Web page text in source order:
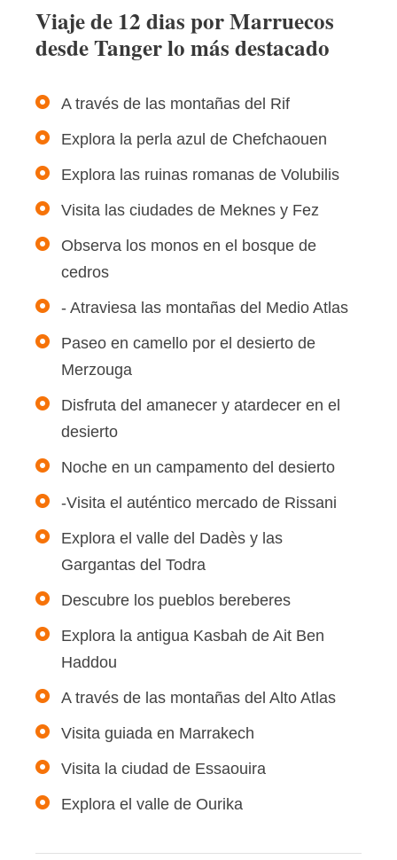
Viaje de 12 dias por Marruecos
desde Tanger lo más destacado
A través de las montañas del Rif
Explora la perla azul de Chefchaouen
Explora las ruinas romanas de Volubilis
Visita las ciudades de Meknes y Fez
Observa los monos en el bosque de
cedros
- Atraviesa las montañas del Medio Atlas
Paseo en camello por el desierto de
Merzouga
Disfruta del amanecer y atardecer en el
desierto
Noche en un campamento del desierto
-Visita el auténtico mercado de Rissani
Explora el valle del Dadès y las
Gargantas del Todra
Descubre los pueblos bereberes
Explora la antigua Kasbah de Ait Ben
Haddou
A través de las montañas del Alto Atlas
Visita guiada en Marrakech
Visita la ciudad de Essaouira
Explora el valle de Ourika